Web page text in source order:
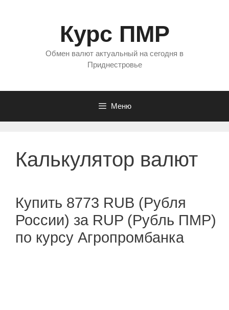
Курс ПМР
Обмен валют актуальный на сегодня в
Приднестровье
Меню
Калькулятор валют
Купить 8773 RUB (Рубля
России) за RUP (Рубль ПМР)
по курсу Агропромбанка